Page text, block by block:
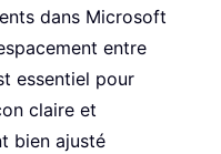
dans Microsoft
entre
essentiel pour
claire et
bien ajusté